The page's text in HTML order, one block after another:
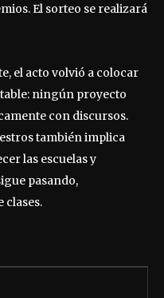
El sorteo se realizará
el acto volvió a colocar
ningún proyecto
con discursos.
también implica
las escuelas y
pasando,
clases.